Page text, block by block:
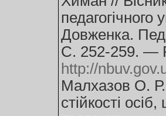
педагогічного
Довженка.
С. 252-259. —
http://
Малхазов О. Р.
стійкості